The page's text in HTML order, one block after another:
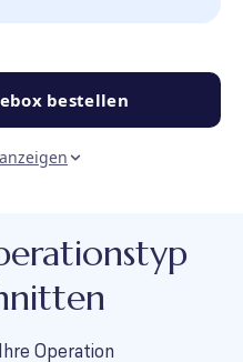
bestellen
Operation